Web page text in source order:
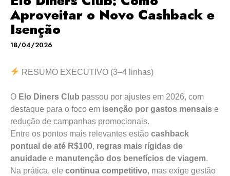
Aproveitar o Novo Cashback e
Isenção
18/04/2026
RESUMO EXECUTIVO (3–4 linhas)
O Elo Diners Club passou por ajustes em 2026, com
destaque para o foco em isenção por gastos mensais e
redução de campanhas promocionais.
Entre os pontos mais relevantes estão cashback
pontual de até R$100, regras mais rígidas de
anuidade e manutenção dos benefícios de viagem.
Na prática, ele continua competitivo, mas exige gestão